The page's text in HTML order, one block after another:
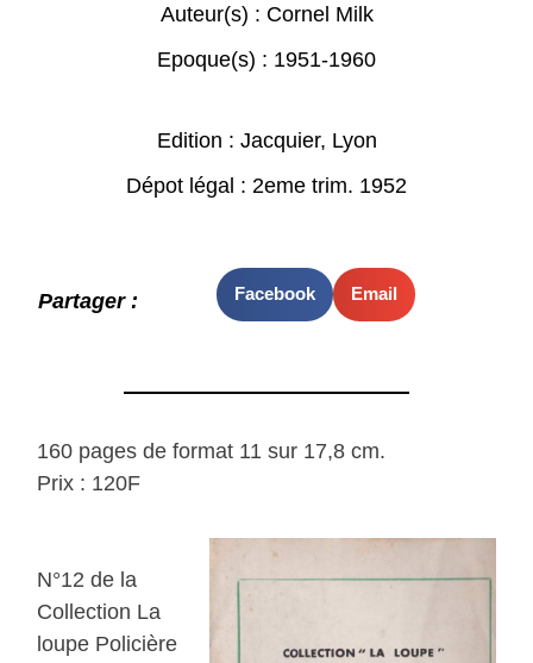
Auteur(s) : Cornel Milk
Epoque(s) : 1951-1960
Edition : Jacquier, Lyon
Dépot légal : 2eme trim. 1952
Partager : Facebook Email
160 pages de format 11 sur 17,8 cm.
Prix : 120F
N°12 de la
Collection La
loupe Policière